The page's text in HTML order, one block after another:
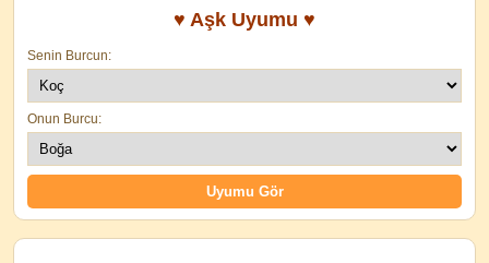
♥ Aşk Uyumu ♥
Senin Burcun:
Onun Burcu: